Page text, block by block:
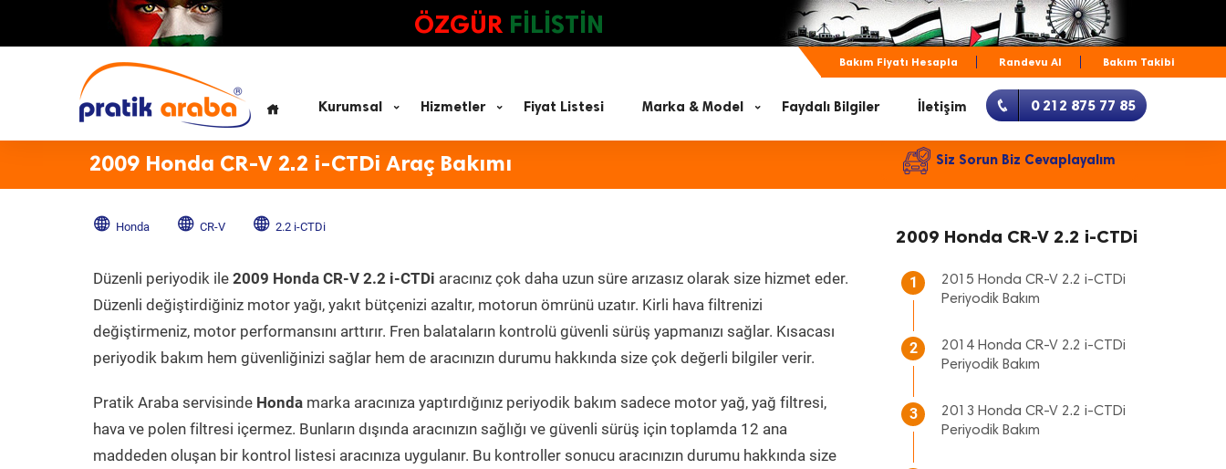
ÖZGÜR FİLİSTİN
Bakım Fiyatı Hesapla Randevu Al Bakım Takibi
Kurumsal Hizmetler Fiyat Listesi Marka & Model Faydalı Bilgiler İletişim 0 212 875 77 85
2009 Honda CR-V 2.2 i-CTDi Araç Bakımı Siz Sorun Biz Cevaplayalım
Honda CR-V 2.2 i-CTDi
Düzenli periyodik ile 2009 Honda CR-V 2.2 i-CTDi aracınız çok daha uzun süre arızasız olarak size hizmet eder.
Düzenli değiştirdiğiniz motor yağı, yakıt bütçenizi azaltır, motorun ömrünü uzatır. Kirli hava filtrenizi
değiştirmeniz, motor performansını arttırır. Fren balataların kontrolü güvenli sürüş yapmanızı sağlar. Kısacası
periyodik bakım hem güvenliğinizi sağlar hem de aracınızın durumu hakkında size çok değerli bilgiler verir.
Pratik Araba servisinde Honda marka aracınıza yaptırdığınız periyodik bakım sadece motor yağ, yağ filtresi,
hava ve polen filtresi içermez. Bunların dışında aracınızın sağlığı ve güvenli sürüş için toplamda 12 ana
maddeden oluşan bir kontrol listesi aracınıza uygulanır. Bu kontroller sonucu aracınızın durumu hakkında size
2009 Honda CR-V 2.2 i-CTDi
1
2015 Honda CR-V 2.2 i-CTDi
Periyodik Bakım
2
2014 Honda CR-V 2.2 i-CTDi
Periyodik Bakım
3
2013 Honda CR-V 2.2 i-CTDi
Periyodik Bakım